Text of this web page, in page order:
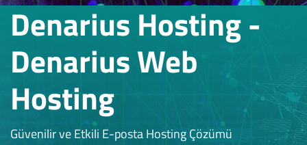
Denarius Hosting -
Denarius Web
Hosting
Güvenilir ve Etkili E-posta Hosting Çözümü